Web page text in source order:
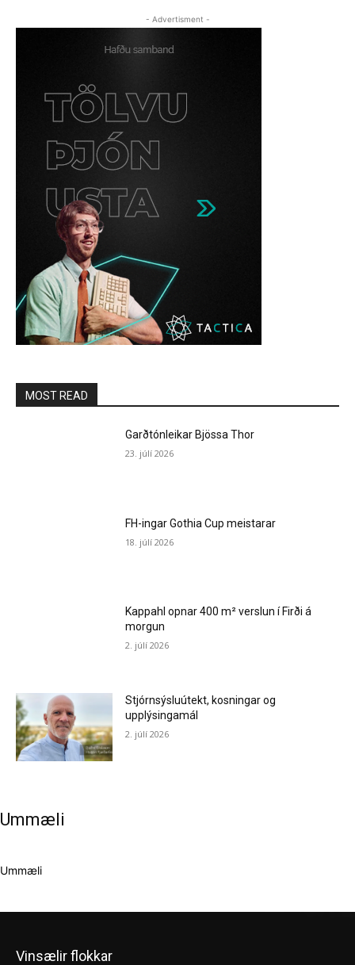
- Advertisment -
MOST READ
Garðtónleikar Bjössa Thor
23. júlí 2026
FH-ingar Gothia Cup meistarar
18. júlí 2026
Kappahl opnar 400 m² verslun í Firði á
morgun
2. júlí 2026
Stjórnsýsluútekt, kosningar og
upplýsingamál
2. júlí 2026
Ummæli
Ummæli
Vinsælir flokkar